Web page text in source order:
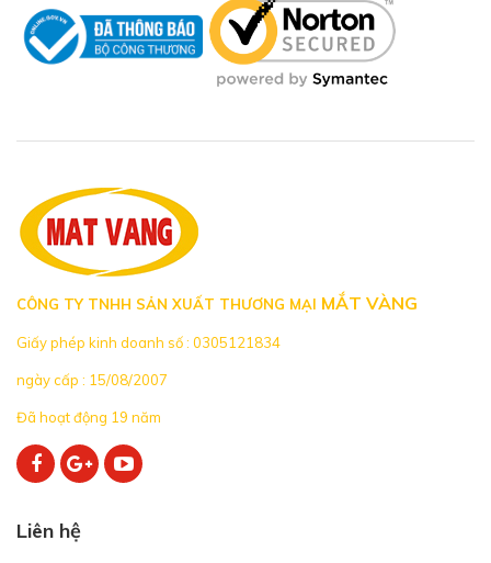
CÔNG TY TNHH SẢN XUẤT THƯƠNG MẠI MẮT VÀNG
Giấy phép kinh doanh số : 0305121834
ngày cấp : 15/08/2007
Đã hoạt động 19 năm
Liên hệ